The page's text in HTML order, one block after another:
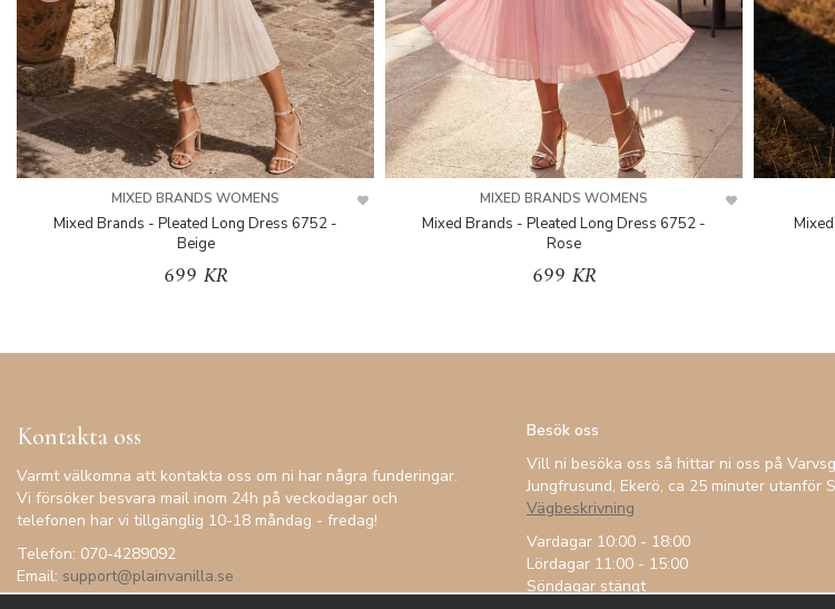
MIXED BRANDS WOMENS
Mixed Brands - Pleated Long Dress 6752 -
Beige
699 KR
MIXED BRANDS WOMENS
Mixed Brands - Pleated Long Dress 6752 -
Rose
699 KR
Kontakta oss
Varmt välkomna att kontakta oss om ni har några funderingar.
Vi försöker besvara mail inom 24h på veckodagar och
telefonen har vi tillgänglig 10-18 måndag - fredag!
Telefon: 070-4289092
Email: support@plainvanilla.se
Besök oss
Vill ni besöka oss så hittar ni oss på
Jungfrusund, Ekerö, ca 25 minuter utanför
Vägbeskrivning
Vardagar 10:00 - 18:00
Lördagar 11:00 - 15:00
Söndagar stängt